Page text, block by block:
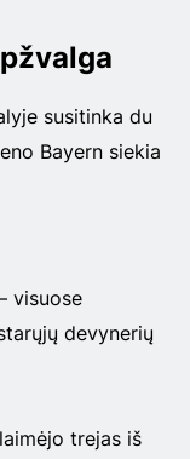
susitinka du
Bayern siekia
visuose
devynerių
trejas iš